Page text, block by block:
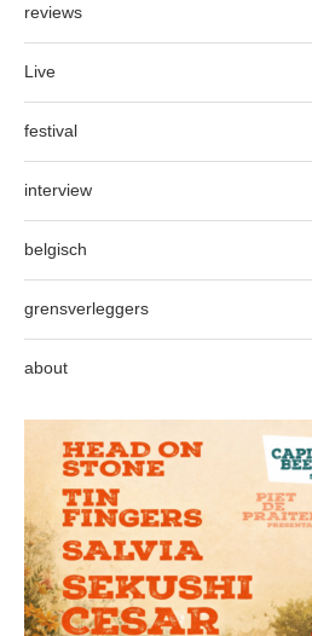
reviews
Live
festival
interview
belgisch
grensverleggers
about